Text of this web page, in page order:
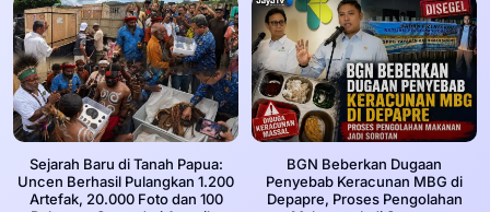
Sejarah Baru di Tanah Papua:
Uncen Berhasil Pulangkan 1.200
Artefak, 20.000 Foto dan 100
BGN Beberkan Dugaan
Penyebab Keracunan MBG di
Depapre, Proses Pengolahan